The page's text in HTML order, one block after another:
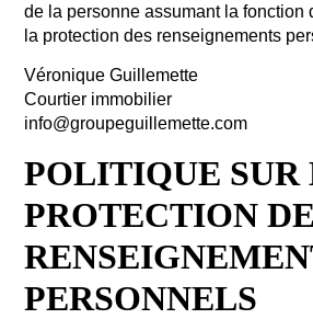
de la personne assumant la fonction
la protection des renseignements
Véronique Guillemette
Courtier immobilier
info@groupeguillemette.com
POLITIQUE SUR
PROTECTION
PERSONNELS